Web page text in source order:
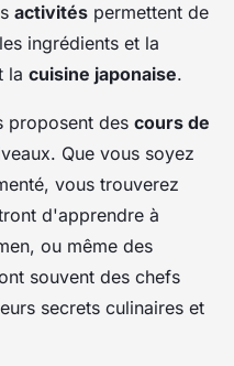
activités permettent de
ingrédients et la
la cuisine japonaise.
proposent des cours de
Que vous soyez
vous trouverez
d'apprendre à
ou même des
souvent des chefs
secrets culinaires et